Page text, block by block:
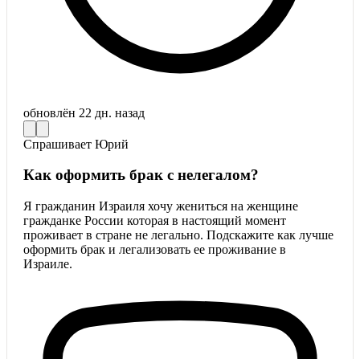
обновлён 22 дн. назад
Спрашивает Юрий
Как оформить брак с нелегалом?
Я гражданин Израиля хочу жениться на женщине
гражданке России которая в настоящий момент
проживает в стране не легально. Подскажите как лучше
оформить брак и легализовать ее проживание в
Израиле.